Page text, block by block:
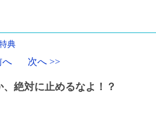
典
へ 次へ >>
絶対に止めるなよ！？